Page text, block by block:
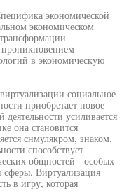
экономической
экономическом
проникновением
в экономическую
социальное
приобретает новое
усиливается
она становится
снмулякром, знаком.
способствует
общностей - особых
сферы. Виртуализация
в игру, которая